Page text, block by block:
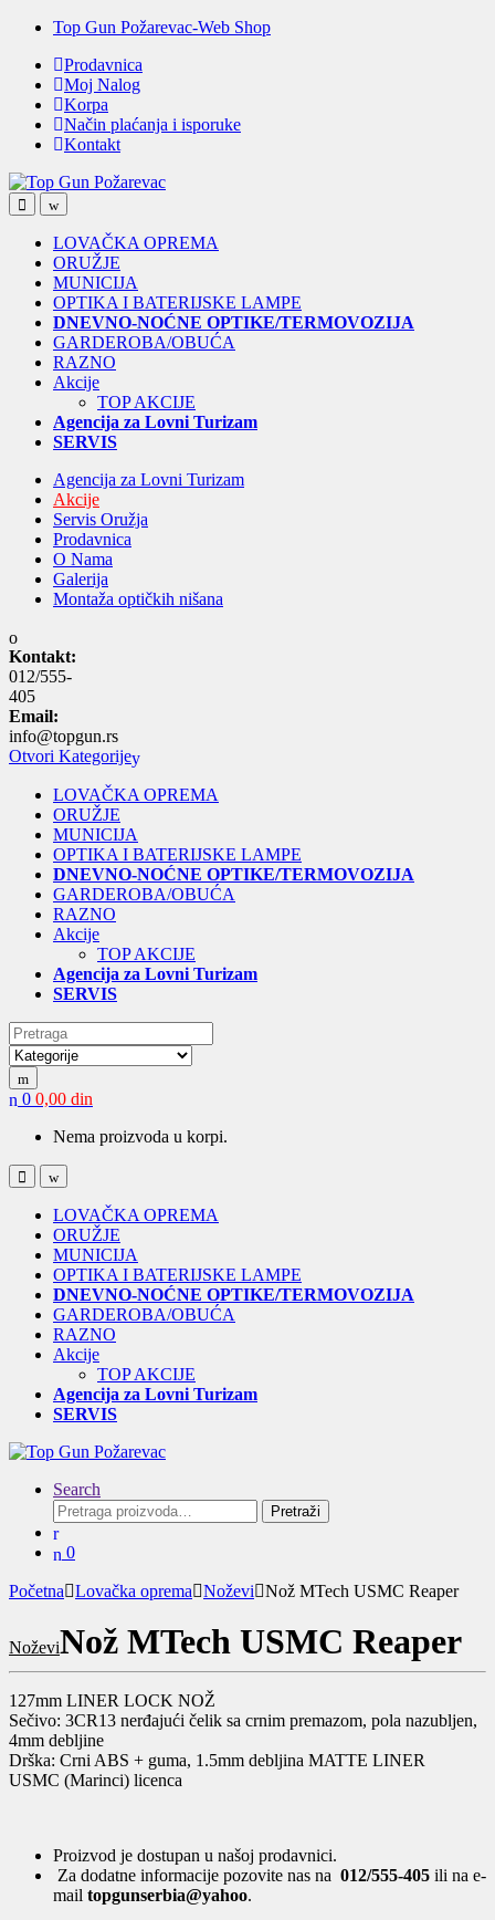
Skip
navigation
Skip
content
Top Gun Požarevac-Web Shop
Prodavnica
Moj Nalog
Korpa
Način plaćanja i isporuke
Kontakt
OpenClose
LOVAČKA OPREMA
ORUŽJE
MUNICIJA
OPTIKA I BATERIJSKE LAMPE
DNEVNO-NOĆNE OPTIKE/TERMOVOZIJA
GARDEROBA/OBUĆA
RAZNO
Akcije
TOP AKCIJE
Agencija za Lovni Turizam
SERVIS
Agencija za Lovni Turizam
Akcije
Servis Oružja
Prodavnica
O Nama
Galerija
Montaža optičkih nišana
Kontakt:
012/555-
405
Email:
info@topgun.rs
Otvori Kategorije
LOVAČKA OPREMA
ORUŽJE
MUNICIJA
OPTIKA I BATERIJSKE LAMPE
DNEVNO-NOĆNE OPTIKE/TERMOVOZIJA
GARDEROBA/OBUĆA
RAZNO
Akcije
TOP AKCIJE
Agencija za Lovni Turizam
SERVIS
Search for:
0 0,00 din
Nema proizvoda u korpi.
OpenClose
LOVAČKA OPREMA
ORUŽJE
MUNICIJA
OPTIKA I BATERIJSKE LAMPE
DNEVNO-NOĆNE OPTIKE/TERMOVOZIJA
GARDEROBA/OBUĆA
RAZNO
Akcije
TOP AKCIJE
Agencija za Lovni Turizam
SERVIS
Search
Pretraga
za:
Pretraži
0
Početna Lovačka oprema Noževi Nož MTech USMC Reaper
NoževiNož MTech USMC Reaper
127mm LINER LOCK NOŽ
Sečivo: 3CR13 nerđajući čelik sa crnim premazom, pola nazubljen,
4mm debljine
Drška: Crni ABS + guma, 1.5mm debljina MATTE LINER
USMC (Marinci) licenca
Proizvod je dostupan u našoj prodavnici.
Za dodatne informacije pozovite nas na 012/555-405 ili na e-
mail topgunserbia@yahoo.